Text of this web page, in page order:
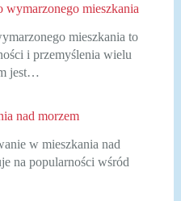
wymarzonego mieszkania
mieszkania to
i przemyślenia wielu
jest…
nad morzem
w mieszkania nad
na popularności wśród